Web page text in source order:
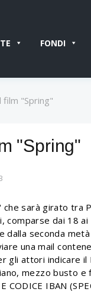
FONDI
film "Spring"
"Spring"
che sarà girato tra
comparse dai 18 ai
seconda
una mail
gli attori indicare il
mezzo busto e
CODICE IBAN